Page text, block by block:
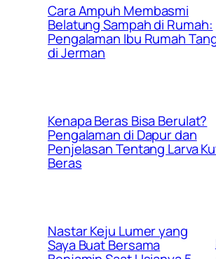
Cara Ampuh Membasmi
Belatung Sampah di Rumah:
Pengalaman Ibu Rumah
di Jerman
Kenapa Beras Bisa Berulat?
Pengalaman di Dapur dan
Penjelasan Tentang Larva
Beras
Nastar Keju Lumer yang
Saya Buat Bersama